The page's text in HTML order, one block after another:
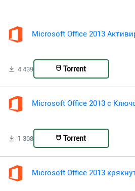
Microsoft Office 2013
4 439 Torrent
Microsoft Office 2013 с
1 308 Torrent
Microsoft Office 2013